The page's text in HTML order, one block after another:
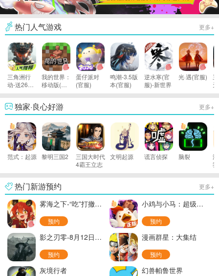
热门人气游戏 更多+
三角洲行
动-送2600
限时三角券
我的世界：
移动版(官
服)
蛋仔派对
(官服)
鸣潮-3.5版
本(官服)
逆水寒(官
服)-新世界
光·遇(官服)
独家·良心好游 更多+
范式：起源 黎明三国2
三国大时代
4霸王立志
文明起源 谎言侦探 脑裂
雄
热门新游预约 更多+
雾海之下-“吃”打撤新游(官服)
预约
小鸡与小马：超级派对-超级鸡马
预约
影之刃零-8月12日开放预购-PC
预约
漫画群星：大集结
预约
灰境行者 幻兽帕鲁世界